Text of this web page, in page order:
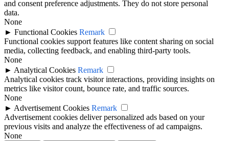
and consent preference adjustments. They do not store personal
data.
None
► Functional Cookies Remark
Functional cookies support features like content sharing on social
media, collecting feedback, and enabling third-party tools.
None
► Analytical Cookies Remark
Analytical cookies track visitor interactions, providing insights on
metrics like visitor count, bounce rate, and traffic sources.
None
► Advertisement Cookies Remark
Advertisement cookies deliver personalized ads based on your
previous visits and analyze the effectiveness of ad campaigns.
None